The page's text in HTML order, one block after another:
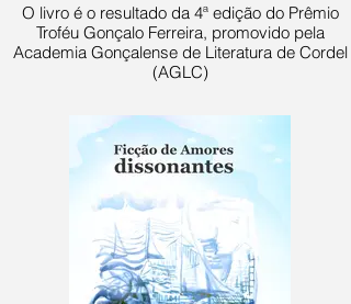
O livro é o resultado da 4ª edição do Prêmio
Troféu Gonçalo Ferreira, promovido pela
Academia Gonçalense de Literatura de Cordel
(AGLC)